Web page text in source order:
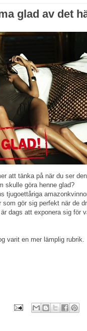
glad av det
att tänka på när du ser
skulle göra henne glad?
tjugoettåriga
gör sig perfekt när de
dags att exponera sig för
varit en mer lämplig rubrik.